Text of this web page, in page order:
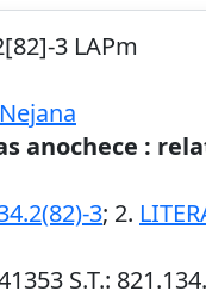
3 LAPm
anochece :
3; 2.
S.T.: